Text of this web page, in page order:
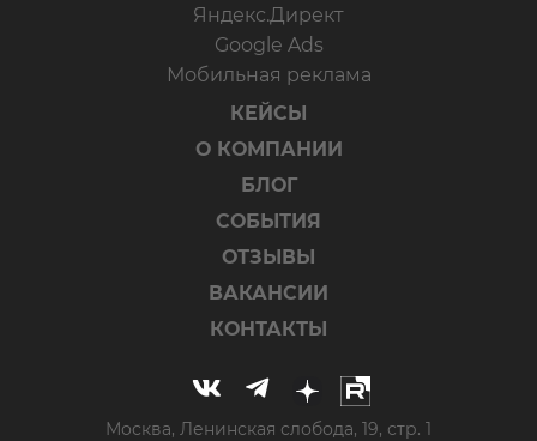
Яндекс.Директ
Google Ads
Мобильная реклама
КЕЙСЫ
О КОМПАНИИ
БЛОГ
СОБЫТИЯ
ОТЗЫВЫ
ВАКАНСИИ
КОНТАКТЫ
Москва, Ленинская слобода, 19, стр. 1